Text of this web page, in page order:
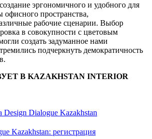
эргономичного и удобного для
офисного пространства,
рабочие сценарии. Выбор
в совокупности с цветовым
создать задуманное нами
подчеркнуть демократичность
В KAZAKHSTAN INTERIOR
Dialogue Kazakhstan
Kazakhstan: регистрация